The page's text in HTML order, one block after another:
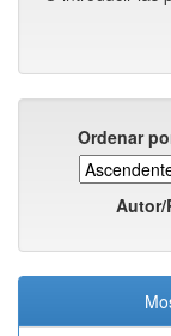
Ordenar
Autor/